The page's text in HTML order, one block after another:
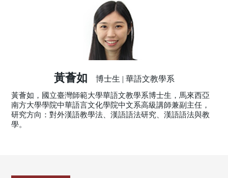
黃薈如 博士生 | 華語文教學系
黃薈如，國立臺灣師範大學華語文教學系博士生，馬來西亞
南方大學學院中華語言文化學院中文系高級講師兼副主任，
研究方向：對外漢語教學法、漢語語法研究、漢語語法與教
學。